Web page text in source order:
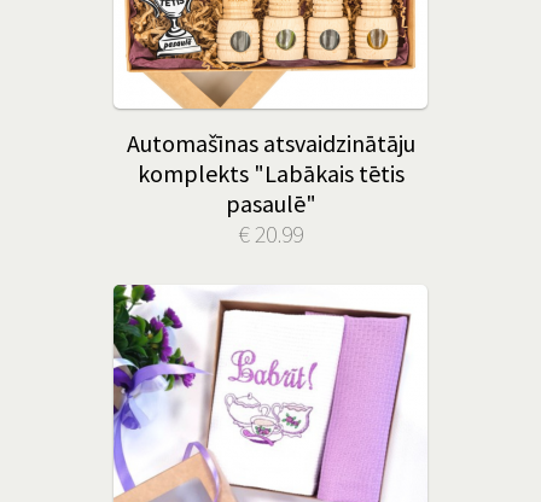
Automašīnas atsvaidzinātāju
komplekts "Labākais tētis
pasaulē"
€ 20.99